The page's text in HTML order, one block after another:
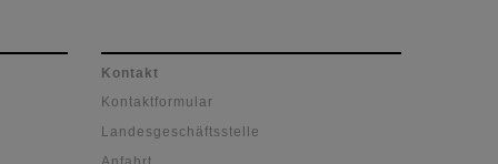
Kontakt
Kontaktformular
Landesgeschäftsstelle